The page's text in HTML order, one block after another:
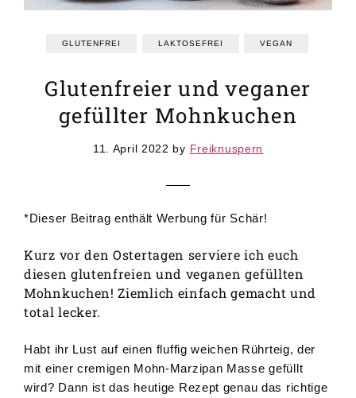
GLUTENFREI LAKTOSEFREI VEGAN
Glutenfreier und veganer
gefüllter Mohnkuchen
11. April 2022 by Freiknuspern
*Dieser Beitrag enthält Werbung für Schär!
Kurz vor den Ostertagen serviere ich euch
diesen glutenfreien und veganen gefüllten
Mohnkuchen! Ziemlich einfach gemacht und
total lecker.
Habt ihr Lust auf einen fluffig weichen Rührteig, der
mit einer cremigen Mohn-Marzipan Masse gefüllt
wird? Dann ist das heutige Rezept genau das richtige